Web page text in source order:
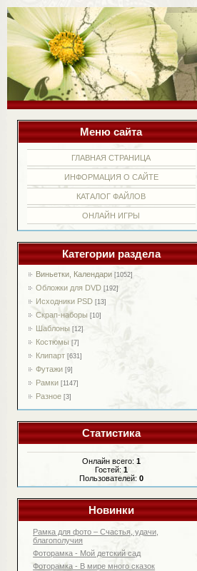
Меню сайта
ГЛАВНАЯ СТРАНИЦА
ИНФОРМАЦИЯ О САЙТЕ
КАТАЛОГ ФАЙЛОВ
ОНЛАЙН ИГРЫ
Категории раздела
Виньетки, Календари [1052]
Обложки для DVD [192]
Исходники PSD [13]
Скрап-наборы [10]
Шаблоны [12]
Костюмы [7]
Клипарт [631]
Футажи [9]
Рамки [1147]
Разное [3]
Статистика
Онлайн всего: 1
Гостей: 1
Пользователей: 0
Новинки
Рамка для фото – Счастья, удачи,
благополучия
Фоторамка - Мой детский сад
Фоторамка - В мире много сказок